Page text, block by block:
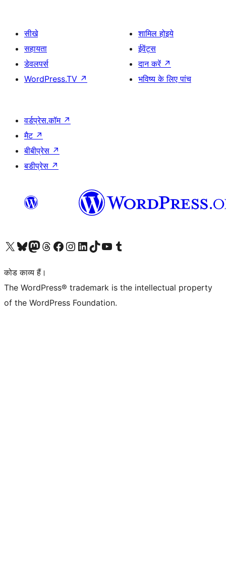
सीखे
सहायता
डेवलपर्स
WordPress.TV ↗
शामिल होइये
ईवेंट्स
दान करें ↗
भविष्य के लिए पांच
वर्डप्रेस.कॉम ↗
मैट ↗
बीबीप्रेस ↗
बडीप्रेस ↗
Visit our X (formerly Twitter) account
हमारे बलुस्की खाते पर जाएँVisit our Mastodon account
हमारे थ्रेड्स अकाउंट पर जाएंहमारे फेसबुक पेज पर जाएँहमारे इंस्टाग्राम अकाउंट पर जाएंहमारे लिंक्डइन खाते पर जाएँहमारे टिकटॉक खाते पर जाएँहमारे यूट्यूब चैनल पर जाएंहमारे Tumblr खाते पर जाएँ
कोड काव्य हैं।
The WordPress® trademark is the intellectual property
of the WordPress Foundation.